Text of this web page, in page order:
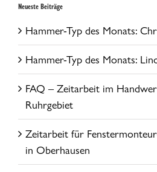
Neueste Beiträge
Hammer-Typ des Monats:
Hammer-Typ des Monats:
FAQ – Zeitarbeit im
Ruhrgebiet
Zeitarbeit für
in Oberhausen